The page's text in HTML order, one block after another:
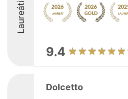
Laureáti
9.4
Dolcetto